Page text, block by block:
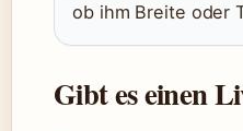
ob ihm Breite oder
Gibt es einen